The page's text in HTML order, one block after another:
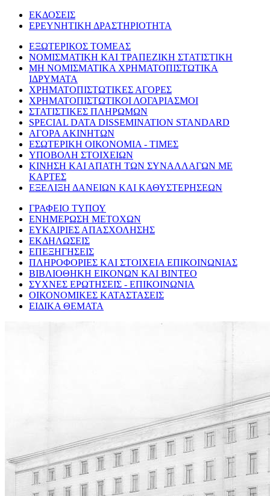
ΕΚΔΟΣΕΙΣ
ΕΡΕΥΝΗΤΙΚΗ ΔΡΑΣΤΗΡΙΟΤΗΤΑ
ΕΞΩΤΕΡΙΚΟΣ ΤΟΜΕΑΣ
ΝΟΜΙΣΜΑΤΙΚΗ ΚΑΙ ΤΡΑΠΕΖΙΚΗ ΣΤΑΤΙΣΤΙΚΗ
ΜΗ ΝΟΜΙΣΜΑΤΙΚΑ ΧΡΗΜΑΤΟΠΙΣΤΩΤΙΚΑ
ΙΔΡΥΜΑΤΑ
ΧΡΗΜΑΤΟΠΙΣΤΩΤΙΚΕΣ ΑΓΟΡΕΣ
ΧΡΗΜΑΤΟΠΙΣΤΩΤΙΚΟΙ ΛΟΓΑΡΙΑΣΜΟΙ
ΣΤΑΤΙΣΤΙΚΕΣ ΠΛΗΡΩΜΩΝ
SPECIAL DATA DISSEMINATION STANDARD
ΑΓΟΡΑ ΑΚΙΝΗΤΩΝ
ΕΣΩΤΕΡΙΚΗ ΟΙΚΟΝΟΜΙΑ - ΤΙΜΕΣ
ΥΠΟΒΟΛΗ ΣΤΟΙΧΕΙΩΝ
ΚΙΝΗΣΗ ΚΑΙ ΑΠΑΤΗ ΤΩΝ ΣΥΝΑΛΛΑΓΩΝ ΜΕ
ΚΑΡΤΕΣ
ΕΞΕΛΙΞΗ ΔΑΝΕΙΩΝ ΚΑΙ ΚΑΘΥΣΤΕΡΗΣΕΩΝ
ΓΡΑΦΕΙΟ ΤΥΠΟΥ
ΕΝΗΜΕΡΩΣΗ ΜΕΤΟΧΩΝ
ΕΥΚΑΙΡΙΕΣ ΑΠΑΣΧΟΛΗΣΗΣ
ΕΚΔΗΛΩΣΕΙΣ
ΕΠΕΞΗΓΗΣΕΙΣ
ΠΛΗΡΟΦΟΡΙΕΣ ΚΑΙ ΣΤΟΙΧΕΙΑ ΕΠΙΚΟΙΝΩΝΙΑΣ
ΒΙΒΛΙΟΘΗΚΗ ΕΙΚΟΝΩΝ ΚΑΙ ΒΙΝΤΕΟ
ΣΥΧΝΕΣ ΕΡΩΤΗΣΕΙΣ - ΕΠΙΚΟΙΝΩΝΙΑ
ΟΙΚΟΝΟΜΙΚΕΣ ΚΑΤΑΣΤΑΣΕΙΣ
ΕΙΔΙΚΑ ΘΕΜΑΤΑ